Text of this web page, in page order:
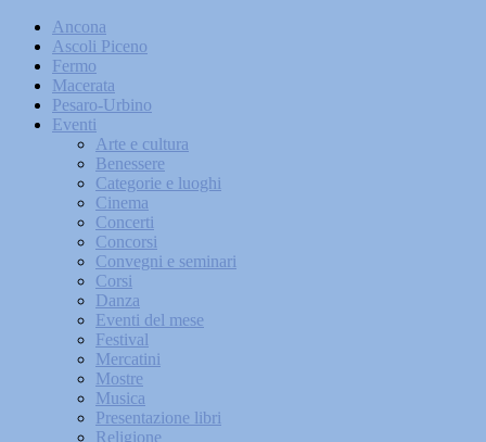
Ancona
Ascoli Piceno
Fermo
Macerata
Pesaro-Urbino
Eventi
Arte e cultura
Benessere
Categorie e luoghi
Cinema
Concerti
Concorsi
Convegni e seminari
Corsi
Danza
Eventi del mese
Festival
Mercatini
Mostre
Musica
Presentazione libri
Religione